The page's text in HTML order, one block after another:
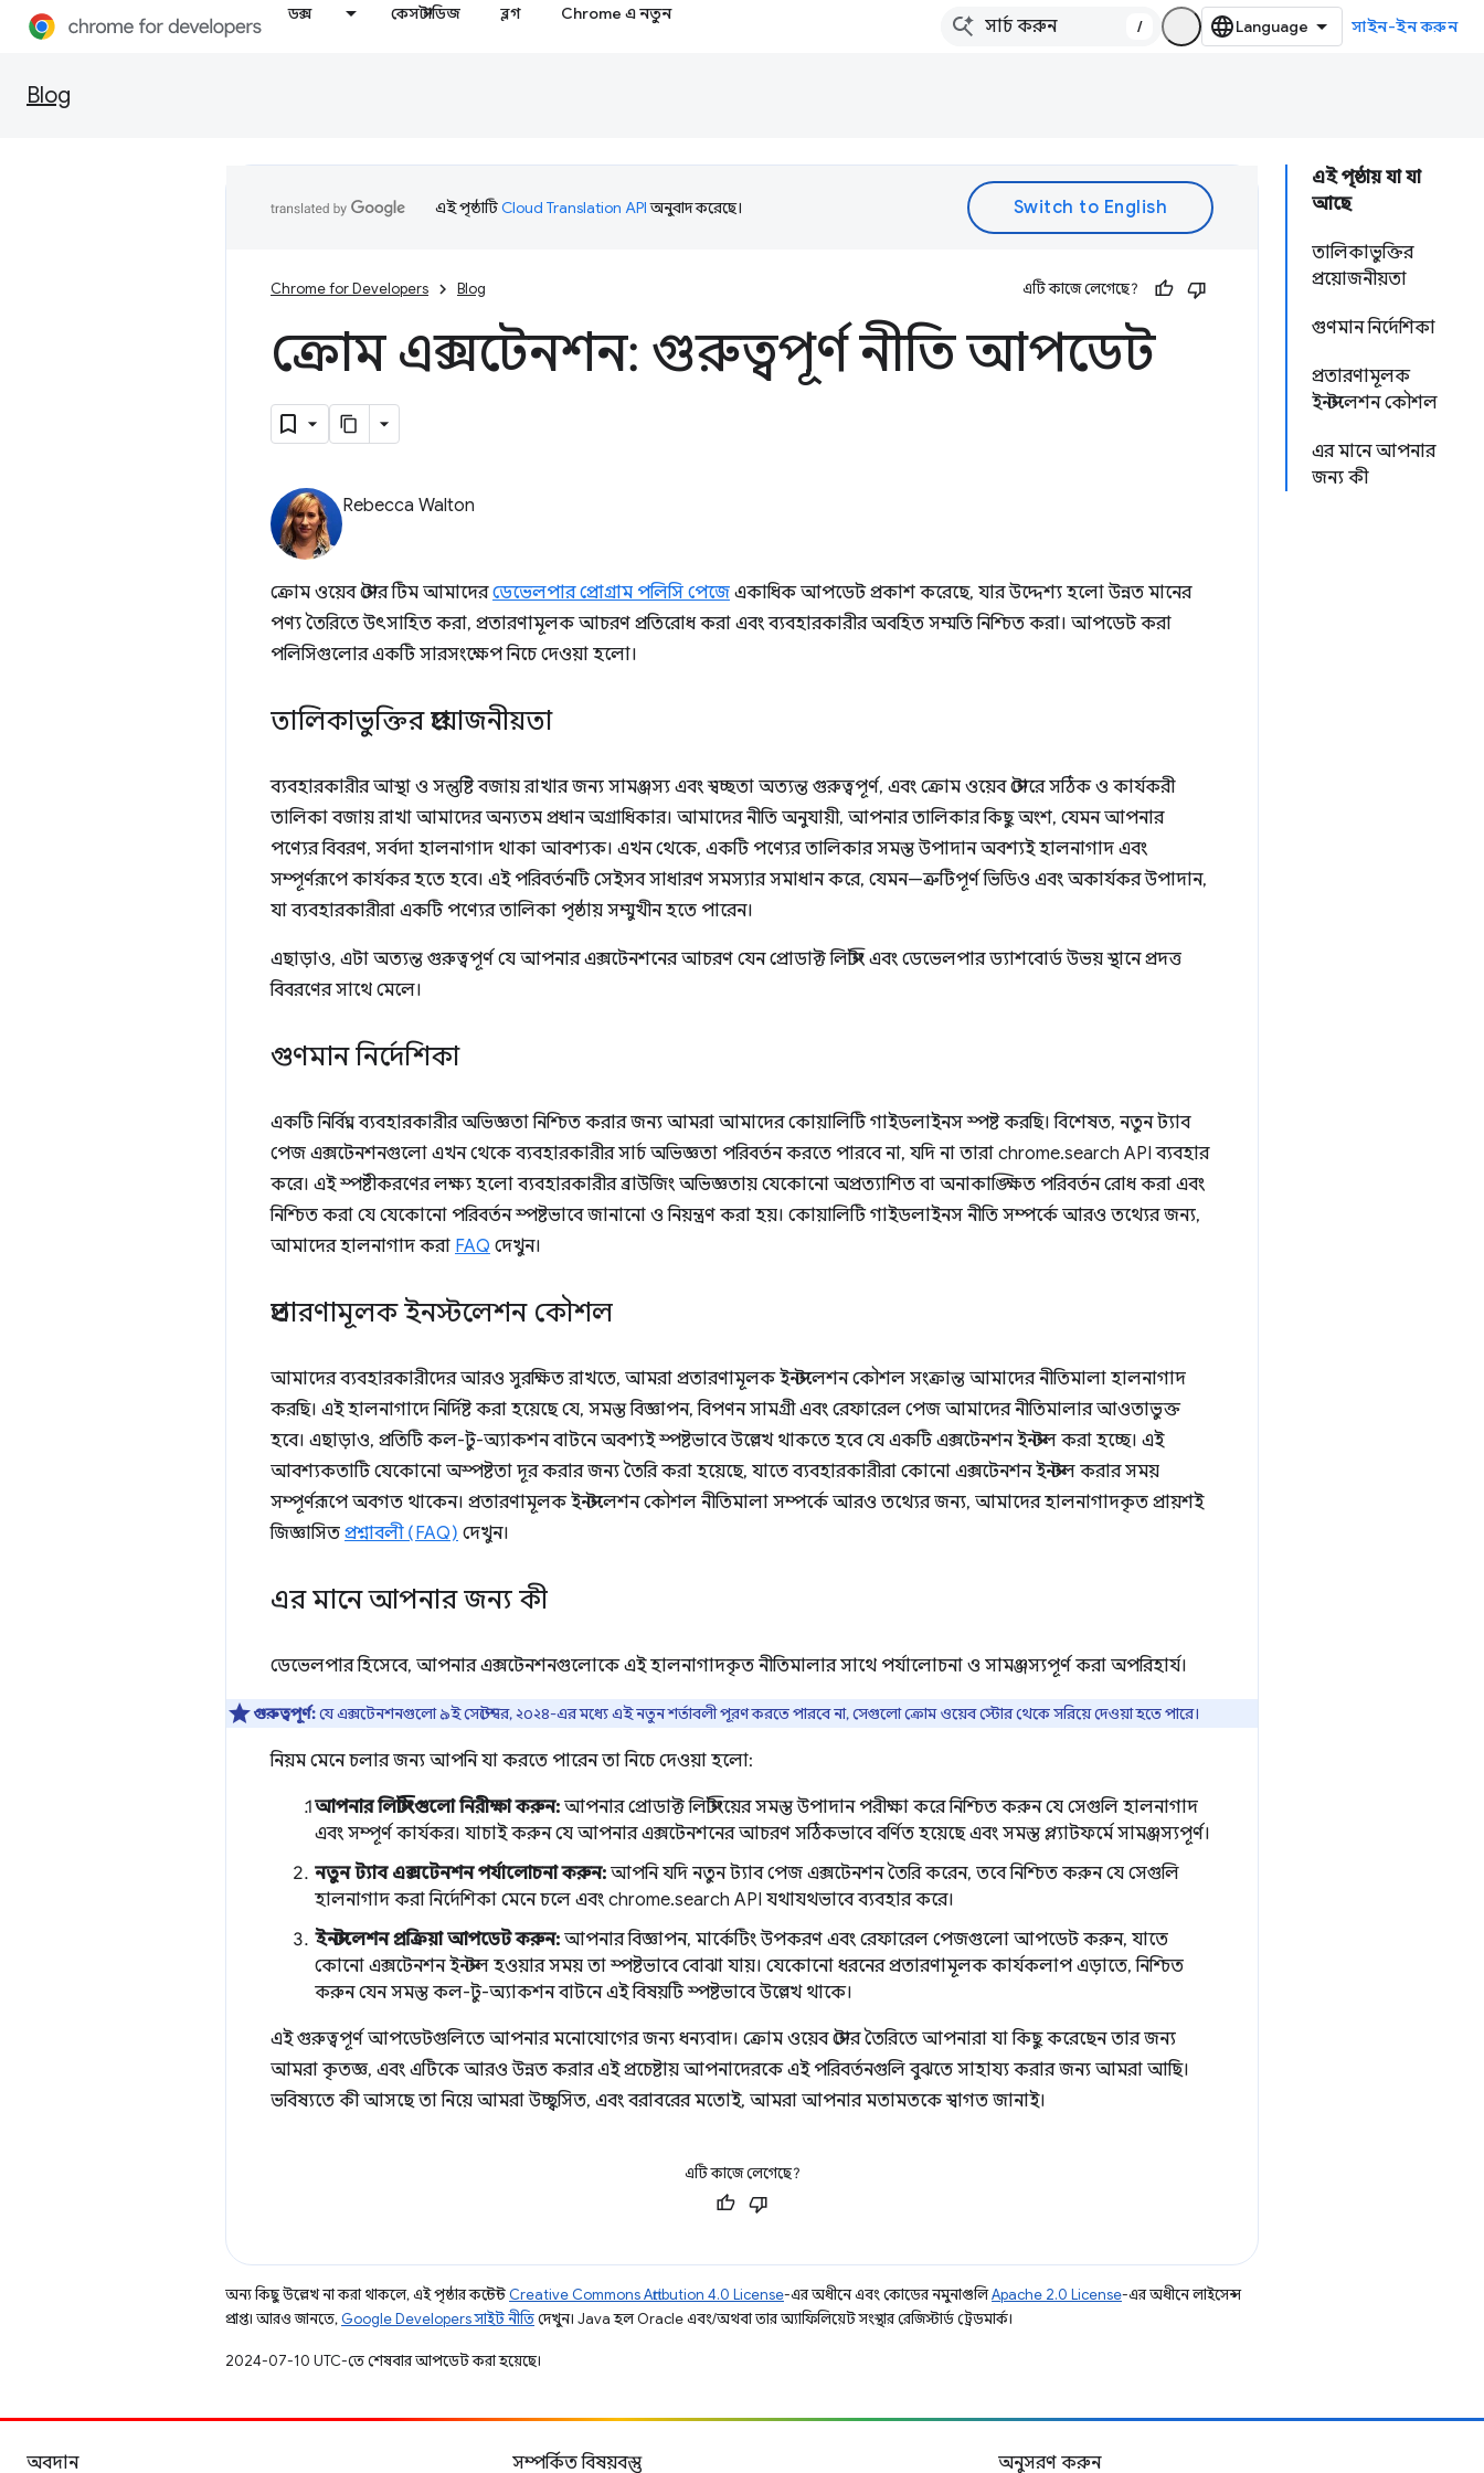
ডক্স কেস স্টাডিজ ব্লগ Chrome এ নতুন
/ সাইন-ইন করুন
Blog
এই পৃষ্ঠায় যা যা
আছে
তালিকাভুক্তির
প্রয়োজনীয়তা
গুণমান নির্দেশিকা
প্রতারণামূলক
ইনস্টলেশন কৌশল
এর মানে আপনার
জন্য কী
এই পৃষ্ঠাটিCloud Translation APIঅনুবাদ করেছে।
Chrome for Developers Blog এটি কাজে লেগেছে?
ক্রোম এক্সটেনশন: গুরুত্বপূর্ণ নীতি আপডেট
Rebecca Walton
ক্রোম ওয়েব স্টোর টিম আমাদেরডেভেলপার প্রোগ্রাম পলিসি পেজে একাধিক আপডেট প্রকাশ করেছে, যার উদ্দেশ্য হলো উন্নত মানের
পণ্য তৈরিতে উৎসাহিত করা, প্রতারণামূলক আচরণ প্রতিরোধ করা এবং ব্যবহারকারীর অবহিত সম্মতি নিশ্চিত করা। আপডেট করা
পলিসিগুলোর একটি সারসংক্ষেপ নিচে দেওয়া হলো।
তালিকাভুক্তির প্রয়োজনীয়তা
ব্যবহারকারীর আস্থা ও সন্তুষ্টি বজায় রাখার জন্য সামঞ্জস্য এবং স্বচ্ছতা অত্যন্ত গুরুত্বপূর্ণ, এবং ক্রোম ওয়েব স্টোরে সঠিক ও কার্যকরী
তালিকা বজায় রাখা আমাদের অন্যতম প্রধান অগ্রাধিকার। আমাদের নীতি অনুযায়ী, আপনার তালিকার কিছু অংশ, যেমন আপনার
পণ্যের বিবরণ, সর্বদা হালনাগাদ থাকা আবশ্যক। এখন থেকে, একটি পণ্যের তালিকার সমস্ত উপাদান অবশ্যই হালনাগাদ এবং
সম্পূর্ণরূপে কার্যকর হতে হবে। এই পরিবর্তনটি সেইসব সাধারণ সমস্যার সমাধান করে, যেমন—ত্রুটিপূর্ণ ভিডিও এবং অকার্যকর উপাদান,
যা ব্যবহারকারীরা একটি পণ্যের তালিকা পৃষ্ঠায় সম্মুখীন হতে পারেন।
এছাড়াও, এটা অত্যন্ত গুরুত্বপূর্ণ যে আপনার এক্সটেনশনের আচরণ যেন প্রোডাক্ট লিস্টিং এবং ডেভেলপার ড্যাশবোর্ড উভয় স্থানে প্রদত্ত
বিবরণের সাথে মেলে।
গুণমান নির্দেশিকা
একটি নির্বিঘ্ন ব্যবহারকারীর অভিজ্ঞতা নিশ্চিত করার জন্য আমরা আমাদের কোয়ালিটি গাইডলাইনস স্পষ্ট করছি। বিশেষত, নতুন ট্যাব
পেজ এক্সটেনশনগুলো এখন থেকে ব্যবহারকারীর সার্চ অভিজ্ঞতা পরিবর্তন করতে পারবে না, যদি না তারা chrome.search API ব্যবহার
করে। এই স্পষ্টীকরণের লক্ষ্য হলো ব্যবহারকারীর ব্রাউজিং অভিজ্ঞতায় যেকোনো অপ্রত্যাশিত বা অনাকাঙ্ক্ষিত পরিবর্তন রোধ করা এবং
নিশ্চিত করা যে যেকোনো পরিবর্তন স্পষ্টভাবে জানানো ও নিয়ন্ত্রণ করা হয়। কোয়ালিটি গাইডলাইনস নীতি সম্পর্কে আরও তথ্যের জন্য,
আমাদের হালনাগাদ করা FAQ দেখুন।
প্রতারণামূলক ইনস্টলেশন কৌশল
আমাদের ব্যবহারকারীদের আরও সুরক্ষিত রাখতে, আমরা প্রতারণামূলক ইনস্টলেশন কৌশল সংক্রান্ত আমাদের নীতিমালা হালনাগাদ
করছি। এই হালনাগাদে নির্দিষ্ট করা হয়েছে যে, সমস্ত বিজ্ঞাপন, বিপণন সামগ্রী এবং রেফারেল পেজ আমাদের নীতিমালার আওতাভুক্ত
হবে। এছাড়াও, প্রতিটি কল-টু-অ্যাকশন বাটনে অবশ্যই স্পষ্টভাবে উল্লেখ থাকতে হবে যে একটি এক্সটেনশন ইনস্টল করা হচ্ছে। এই
আবশ্যকতাটি যেকোনো অস্পষ্টতা দূর করার জন্য তৈরি করা হয়েছে, যাতে ব্যবহারকারীরা কোনো এক্সটেনশন ইনস্টল করার সময়
সম্পূর্ণরূপে অবগত থাকেন। প্রতারণামূলক ইনস্টলেশন কৌশল নীতিমালা সম্পর্কে আরও তথ্যের জন্য, আমাদের হালনাগাদকৃত প্রায়শই
জিজ্ঞাসিত প্রশ্নাবলী (FAQ) দেখুন।
এর মানে আপনার জন্য কী
ডেভেলপার হিসেবে, আপনার এক্সটেনশনগুলোকে এই হালনাগাদকৃত নীতিমালার সাথে পর্যালোচনা ও সামঞ্জস্যপূর্ণ করা অপরিহার্য।
গুরুত্বপূর্ণ:যে এক্সটেনশনগুলো ৯ই সেপ্টেম্বর, ২০২৪-এর মধ্যে এই নতুন শর্তাবলী পূরণ করতে পারবে না, সেগুলো ক্রোম ওয়েব স্টোর থেকে সরিয়ে দেওয়া হতে পারে।
নিয়ম মেনে চলার জন্য আপনি যা করতে পারেন তা নিচে দেওয়া হলো:
আপনার লিস্টিংগুলো নিরীক্ষা করুন: আপনার প্রোডাক্ট লিস্টিংয়ের সমস্ত উপাদান পরীক্ষা করে নিশ্চিত করুন যে সেগুলি হালনাগাদ
এবং সম্পূর্ণ কার্যকর। যাচাই করুন যে আপনার এক্সটেনশনের আচরণ সঠিকভাবে বর্ণিত হয়েছে এবং সমস্ত প্ল্যাটফর্মে সামঞ্জস্যপূর্ণ।
নতুন ট্যাব এক্সটেনশন পর্যালোচনা করুন: আপনি যদি নতুন ট্যাব পেজ এক্সটেনশন তৈরি করেন, তবে নিশ্চিত করুন যে সেগুলি
হালনাগাদ করা নির্দেশিকা মেনে চলে এবং chrome.search API যথাযথভাবে ব্যবহার করে।
ইনস্টলেশন প্রক্রিয়া আপডেট করুন: আপনার বিজ্ঞাপন, মার্কেটিং উপকরণ এবং রেফারেল পেজগুলো আপডেট করুন, যাতে
কোনো এক্সটেনশন ইনস্টল হওয়ার সময় তা স্পষ্টভাবে বোঝা যায়। যেকোনো ধরনের প্রতারণামূলক কার্যকলাপ এড়াতে, নিশ্চিত
করুন যেন সমস্ত কল-টু-অ্যাকশন বাটনে এই বিষয়টি স্পষ্টভাবে উল্লেখ থাকে।
এই গুরুত্বপূর্ণ আপডেটগুলিতে আপনার মনোযোগের জন্য ধন্যবাদ। ক্রোম ওয়েব স্টোর তৈরিতে আপনারা যা কিছু করেছেন তার জন্য
আমরা কৃতজ্ঞ, এবং এটিকে আরও উন্নত করার এই প্রচেষ্টায় আপনাদেরকে এই পরিবর্তনগুলি বুঝতে সাহায্য করার জন্য আমরা আছি।
ভবিষ্যতে কী আসছে তা নিয়ে আমরা উচ্ছ্বসিত, এবং বরাবরের মতোই, আমরা আপনার মতামতকে স্বাগত জানাই।
এটি কাজে লেগেছে?
অন্য কিছু উল্লেখ না করা থাকলে, এই পৃষ্ঠার কন্টেন্ট Creative Commons Attribution 4.0 License-এর অধীনে এবং কোডের নমুনাগুলিApache 2.0 License-এর অধীনে লাইসেন্স
প্রাপ্ত। আরও জানতে, Google Developers সাইট নীতিদেখুন। Java হল Oracle এবং/অথবা তার অ্যাফিলিয়েট সংস্থার রেজিস্টার্ড ট্রেডমার্ক।
2024-07-10 UTC-তে শেষবার আপডেট করা হয়েছে।
অবদান সম্পর্কিত বিষয়বস্তু অনুসরণ করুন